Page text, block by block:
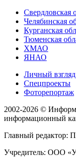
Свердловская
Челябинская
Курганская
Тюменская
ХМАО
ЯНАО
Личный взгляд
Спецпроекты
Фоторепортаж
2002-2026 ©
информационный
Главный редактор:
Учредитель: ООО